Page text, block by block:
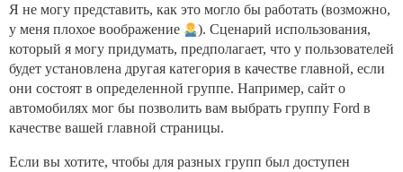
Я не могу представить, как это могло бы работать (возможно,
у меня плохое воображение
). Сценарий использования,
который я могу придумать, предполагает, что у пользователей
будет установлена другая категория в качестве главной, если
они состоят в определенной группе. Например, сайт о
автомобилях мог бы позволить вам выбрать группу Ford в
качестве вашей главной страницы.
Если вы хотите, чтобы для разных групп был доступен